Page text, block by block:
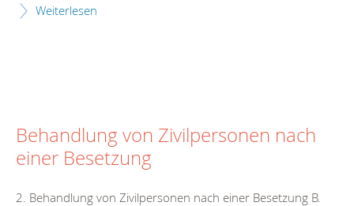
Weiterlesen
Behandlung von Zivilpersonen nach
einer Besetzung
2. Behandlung von Zivilpersonen nach einer Besetzung B.